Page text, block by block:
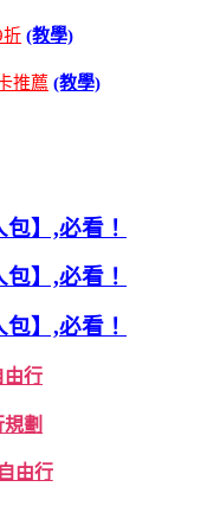
折 (教學)
推薦 (教學)
】,必看！
】,必看！
】,必看！
由行
劃
由行